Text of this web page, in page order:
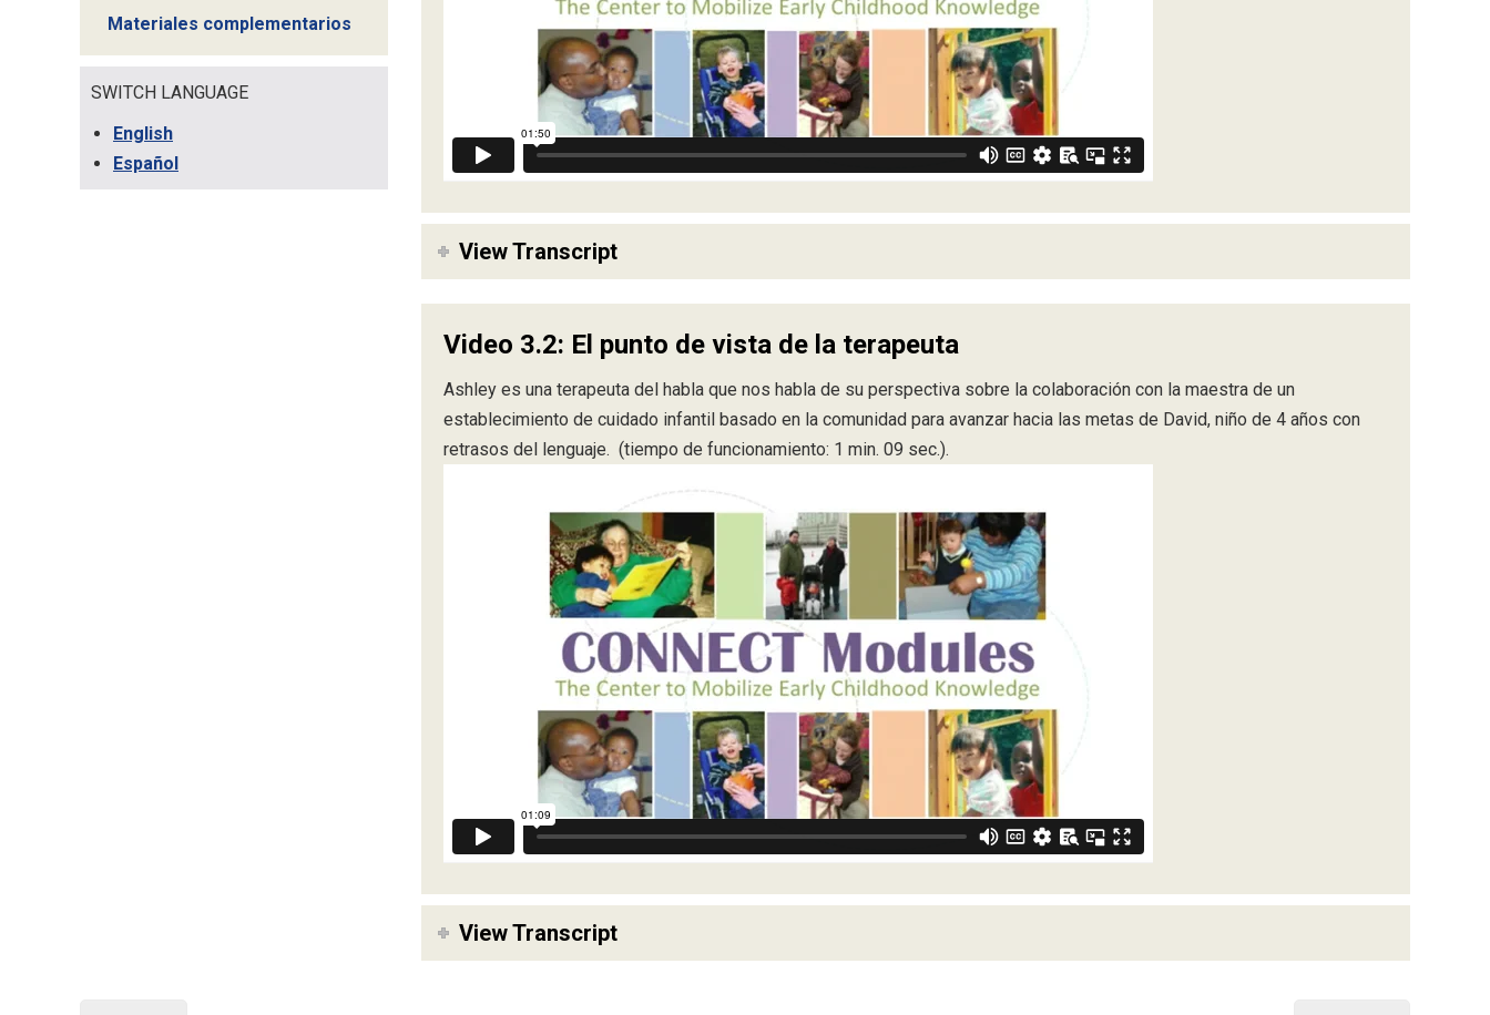
Materiales complementarios
SWITCH LANGUAGE
English
Español
View Transcript
Video 3.2: El punto de vista de la terapeuta
Ashley es una terapeuta del habla que nos habla de su perspectiva sobre la colaboración con la maestra de un
establecimiento de cuidado infantil basado en la comunidad para avanzar hacia las metas de David, niño de 4 años con
retrasos del lenguaje. (tiempo de funcionamiento: 1 min. 09 sec.).
View Transcript